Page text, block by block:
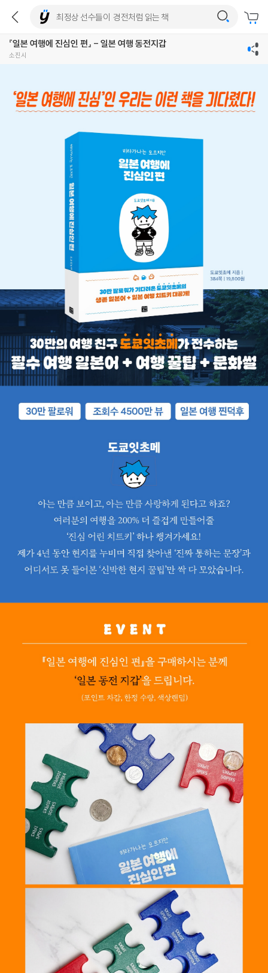
『일본 여행에 진심인 편』 - 일본 여행 동전지갑
소진시